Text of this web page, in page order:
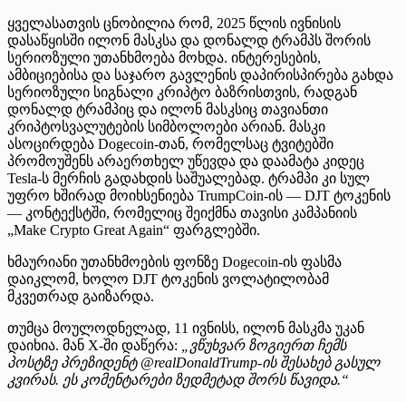
ყველასათვის ცნობილია რომ, 2025 წლის ივნისის
დასაწყისში ილონ მასკსა და დონალდ ტრამპს შორის
სერიოზული უთანხმოება მოხდა. ინტერესების,
ამბიციებისა და საჯარო გავლენის დაპირისპირება გახდა
სერიოზული სიგნალი კრიპტო ბაზრისთვის, რადგან
დონალდ ტრამპიც და ილონ მასკსიც თავიანთი
კრიპტოსვალუტების სიმბოლოები არიან. მასკი
ასოცირდება Dogecoin-თან, რომელსაც ტვიტებში
პრომოუშენს არაერთხელ უწევდა და დაამატა კიდეც
Tesla-ს მერჩის გადახდის საშუალებად. ტრამპი კი სულ
უფრო ხშირად მოიხსენიება TrumpCoin-ის — DJT ტოკენის
— კონტექსტში, რომელიც შეიქმნა თავისი კამპანიის
„Make Crypto Great Again“ ფარგლებში.
ხმაურიანი უთანხმოების ფონზე Dogecoin-ის ფასმა
დაიკლომ, ხოლო DJT ტოკენის ვოლატილობამ
მკვეთრად გაიზარდა.
თუმცა მოულოდნელად, 11 ივნისს, ილონ მასკმა უკან
დაიხია. მან X-ში დაწერა:
„ვწუხვარ ზოგიერთ ჩემს
პოსტზე პრეზიდენტ @realDonaldTrump-ის შესახებ გასულ
კვირას. ეს კომენტარები ზედმეტად შორს წავიდა.“